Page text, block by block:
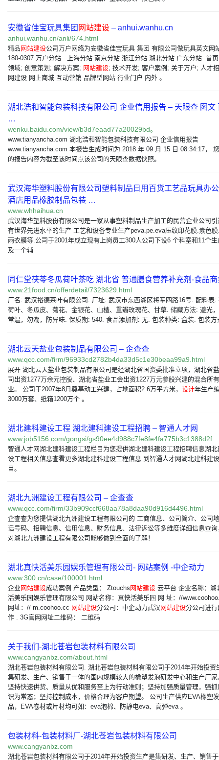
安徽省佳宝玩具集团 网站建设 – anhui.wanhu.cn
anhui.wanhu.cn/anli/674.html
精品 网站建设公司万户网络为安徽省佳宝玩具 集团 有限公司做玩具英文网
180-0307 万户分站 . 上海分站 南京分站 浙江分站 湖北分站 广东分站. 首
领域; 创意策划; 解决方案; 网站建设; 技术开发; 客户案例; 关于万户; 人才
网建设 网上商城 互动营销 品牌型网站 行业门户 内外 。
湖北浩和智能包装科技有限公司 企业信用报告 – 天眼查 图文
…
wenku.baidu.com/view/b3d7eaad77a20029bd。
www.tianyancha.com 湖北浩和智能包装科技有限公司 企业信用报告
www.tianyancha.com 本报告生成时间为 2018 年 09 月 15 日 08:34:17，
的报告内容为截至该时间点该公司的天眼查数据快照。
武汉海华塑料股份有限公司塑料制品日用百货工艺品玩具办
酒店用品橡胶制品包装 …
www.whhaihua.cn
武汉海华塑料股份有限公司是一家从事塑料制品生产加工的民营企业公司引
有世界先进水平的生产 工艺和设备专业生产peva.pe.eva压纹印花膜.素色
雨衣膜等.公司于2001年成立现有上岗员工300人公司下设6 个科室和11个
及一个辅
同仁堂茯苓冬瓜荷叶茶吃 湖北省 普通膳食营养补充剂-食品
www.21food.cn/offerdetail/7323629.html
厂名: 武汉裕德茶叶有限公司. 厂址: 武汉市东西湖区将军四路16号. 配料表:
荷叶、冬瓜皮、菊花、金银花、山楂、重瓣玫瑰花、甘草. 储藏方法: 避光
常温，勿潮，防异味. 保质期: 540. 食品添加剂: 无. 包装种类: 盒装. 包装方
湖北云天盐业包装制品有限公司 – 企查查
www.qcc.com/firm/96933cd2782b4da33d5c1e30beaa99a9.html
展开 湖北云天盐业包装制品有限公司是经湖北省国资委批准立项，湖北省
司出资1277万余元控股、湖北省盐业工会出资1227万元参股兴建的混合所
业。 公司于2007年8月奠基动工兴建，占地面积2.6万平方米， 设计年生产
3000万套、纸箱1200万个 。
湖北建科建设工程 湖北建科建设工程招聘 – 智通人才网
www.job5156.com/gongsi/gs90ee4d988c7fe8fe4fa775b3c1388d2f
智通人才网湖北建科建设工程栏目为您提供湖北建科建设工程招聘信息湖北
设工程相关信息查看更多湖北建科建设工程信息 到智通人才网湖北建科建
目。
湖北九洲建设工程有限公司 – 企查查
www.qcc.com/firm/33b909ccf668aa78a8daa90d916d4496.html
企查查为您提供湖北九洲建设工程有限公司的 工商信息、公司简介、公司
话号码、招聘信息、信用信息、财务信息、法律诉讼等多维度详细信息查询
对湖北九洲建设工程有限公司能够做到全面的了解！
湖北真快活美乐园娱乐管理有限公司- 网站案例 -中企动力
www.300.cn/case/100001.html
企业 网站建设成功案例 产品类型： Ztouchs 网站建设 云平台 企业名称：湖
活美乐园娱乐管理有限公司 网站名称：真快活美乐园 网 址：//
网址：// m.coohoo.cc 网站建设分公司：中企动力武汉 网站建设分公司进行
作 . 3G官网网址二维码： 二维码
关于我们-湖北苍岩包装材料有限公司
www.cangyanbz.com/about.html
湖北苍岩包装材料有限公司. 湖北苍岩包装材料有限公司于2014年开始投资
集研发、生产、销售于一体的国内规模较大的橡塑发泡研发中心和生产厂家
坚持快速供货、质量从优和服务至上为行动准则；坚持加强质量管理，强
识为常态；坚持控制成本，价格合理为客户期望。 公司生产供应EVA橡塑
品，EVA卷材或片材均可如：eva泡棉、防静电eva、高弹eva 。
包装材料-包装材料厂-湖北苍岩包装材料有限公司
www.cangyanbz.com
湖北苍岩包装材料有限公司于2014年开始投资生产是集研发、生产、销售